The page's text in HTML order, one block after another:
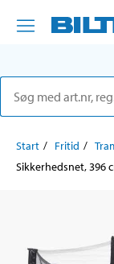
Start Fritid
Sikkerhedsnet, 396